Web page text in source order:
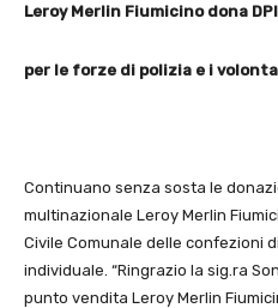
Leroy Merlin Fiumicino dona DPI
per le forze di polizia e i
Continuano senza sosta le
multinazionale Leroy Merlin
Civile Comunale delle confezioni
individuale. “Ringrazio la sig.ra
punto vendita Leroy Merlin